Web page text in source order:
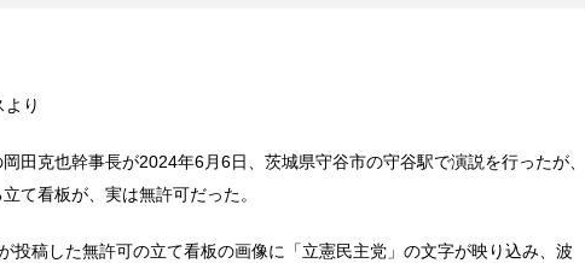
り
岡田克也幹事長が2024年6月6日、茨城県守谷市の守谷駅で演説を行ったが、
て看板が、実は無許可だった。
投稿した無許可の立て看板の画像に「立憲民主党」の文字が映り込み、波